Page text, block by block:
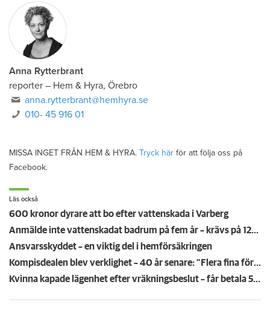
Anna Rytterbrant
reporter – Hem & Hyra, Örebro
anna.rytterbrant@hemhyra.se
010- 45 916 01
MISSA INGET FRÅN HEM & HYRA. Tryck här för att följa oss på
Facebook.
Läs också
600 kronor dyrare att bo efter vattenskada i Varberg
Anmälde inte vattenskadat badrum på fem år – krävs på 125 000 kronor
Ansvarsskyddet – en viktig del i hemförsäkringen
Kompisdealen blev verklighet – 40 år senare: "Flera fina fördelar med att dela bostad"
Kvinna kapade lägenhet efter vräkningsbeslut – får betala 50 000